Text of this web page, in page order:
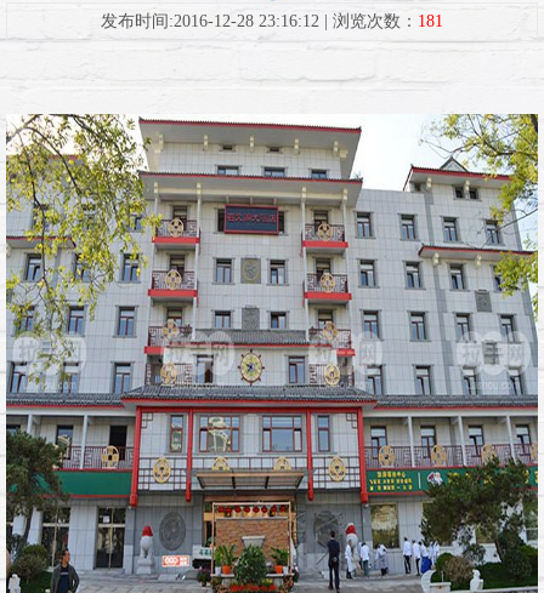
发布时间:2016-12-28 23:16:12 | 浏览次数： 181